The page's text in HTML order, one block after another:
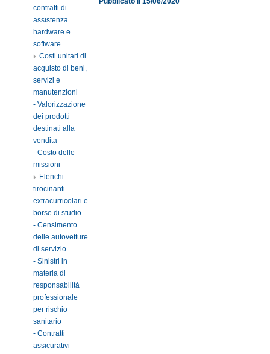
contratti di
assistenza
hardware e
software
Costi unitari di
acquisto di beni,
servizi e
manutenzioni
- Valorizzazione
dei prodotti
destinati alla
vendita
- Costo delle
missioni
Elenchi
tirocinanti
extracurricolari e
borse di studio
- Censimento
delle autovetture
di servizio
- Sinistri in
materia di
responsabilità
professionale
per rischio
sanitario
- Contratti
assicurativi